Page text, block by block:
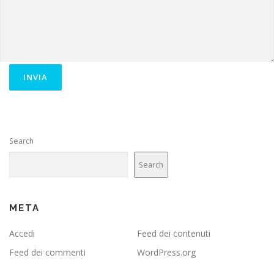
Search
Search
META
Accedi
Feed dei contenuti
Feed dei commenti
WordPress.org